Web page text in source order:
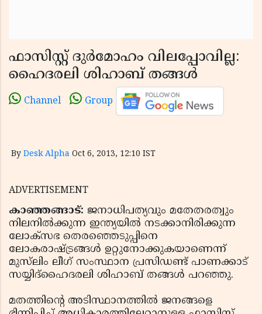
ഫാസിസ്റ്റ് ദുര്‍മോഹം വിലപ്പോവില്ല:
ഹൈദരലി ശിഹാബ് തങ്ങള്‍
Channel Group
By Desk Alpha Oct 6, 2013, 12:10 IST
ADVERTISEMENT
കാഞ്ഞങ്ങാട്: ജനാധിപത്യവും മതേതരത്വും
നിലനില്‍ക്കുന്ന ഇന്ത്യയില്‍ നടക്കാനിരിക്കുന്ന
ലോക്‌സഭ തെരഞ്ഞെടുപ്പിനെ
ലോകരാഷ്ട്രങ്ങള്‍ ഉറ്റുനോക്കുകയാണെന്ന്
മുസ്‌ലിം ലീഗ് സംസ്ഥാന പ്രസിഡണ്ട് പാണക്കാട്
സയ്യിദ്‌ഹൈദരലി ശിഹാബ് തങ്ങള്‍ പറഞ്ഞു.
മതത്തിന്റെ അടിസ്ഥാനത്തില്‍ ജനങ്ങളെ